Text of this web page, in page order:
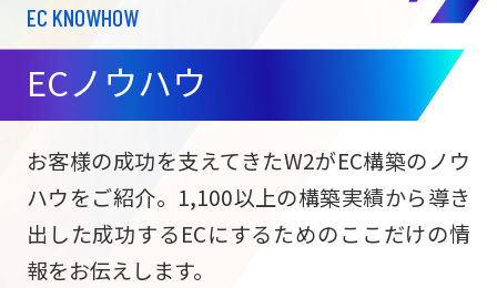
ECサイト構築
サブスク/定期通販
ECサイト構築
導入事例
USEFUL
お役立ち情報
NEWS
ニュース
EC KNOWHOW
ECノウハウ
お客様の成功を支えてきたW2がEC構築のノウ
ハウをご紹介。1,100以上の構築実績から導き
出した成功するECにするためのここだけの情
報をお伝えします。